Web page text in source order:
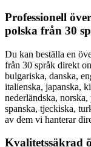
Professionell
polska från 30
Du kan beställa en
från 30 språk direkt
bulgariska, danska,
italienska, japanska,
nederländska,
spanska, tjeckiska,
av dem vi hanterar
Kvalitetssäkrad